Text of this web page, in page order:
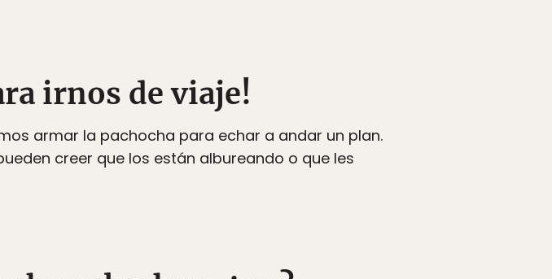
irnos de viaje!
armar la pachocha para echar a andar un plan.
creer que los están albureando o que les